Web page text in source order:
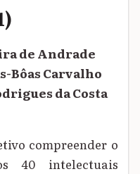
de Andrade
Bôas Carvalho
da Costa
compreender o
40 intelectuais